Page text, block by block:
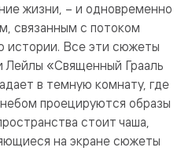
жизни, – и одновременно
связанным с потоком
истории. Все эти сюжеты
Лейлы «Священный Грааль
в темную комнату, где
проецируются образы
стоит чаша,
на экране сюжеты